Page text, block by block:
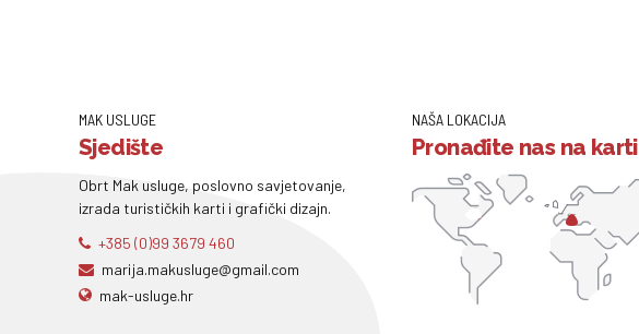
MAK USLUGE
Sjedište
Obrt Mak usluge, poslovno savjetovanje,
izrada turističkih karti i grafički dizajn.
+385 (0)99 3679 460
marija.makusluge@gmail.com
mak-usluge.hr
NAŠA LOKACIJA
Pronađite nas na karti